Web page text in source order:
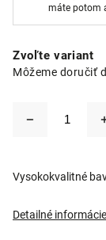
Zvoľte variant
Môžeme doručiť
máte potom
Vysokokvalitné
Detailné informácie